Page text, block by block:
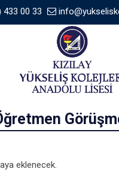
433 00 33
eklenecek.